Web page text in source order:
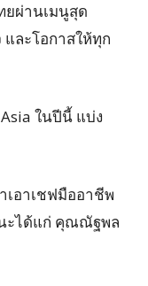
ยผ่านเมนูสุด
และโอกาสให้ทุก
ในปีนี้ แบ่ง
เอาเชฟมืออาชีพ
ะได้แก่ คุณณัฐพล